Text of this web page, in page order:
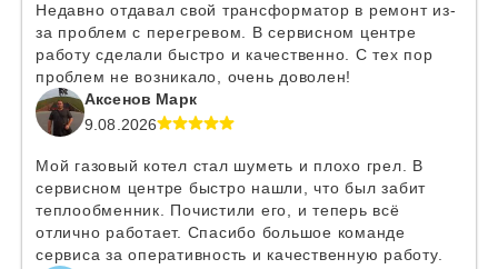
Недавно отдавал свой трансформатор в ремонт из-
за проблем с перегревом. В сервисном центре
работу сделали быстро и качественно. С тех пор
проблем не возникало, очень доволен!
Аксенов Марк
9.08.2026
Мой газовый котел стал шуметь и плохо грел. В
сервисном центре быстро нашли, что был забит
теплообменник. Почистили его, и теперь всё
отлично работает. Спасибо большое команде
сервиса за оперативность и качественную работу.